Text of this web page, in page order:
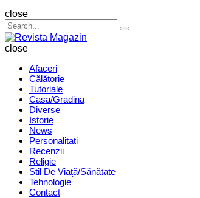
Search
close
Search
for:
Search
close
Afaceri
Călătorie
Tutoriale
Casa/Gradina
Diverse
Istorie
News
Personalitati
Recenzii
Religie
Stil De Viaţă/Sănătate
Tehnologie
Contact